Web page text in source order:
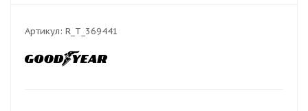
Артикул: R_T_369441